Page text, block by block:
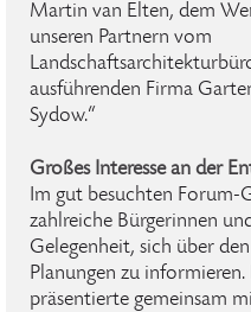
Martin van Elten, dem
unseren Partnern vom
ausführenden Firma
Sydow.“
Großes Interesse an der
Im gut besuchten Forum-
zahlreiche Bürgerinnen
Gelegenheit, sich über
Planungen zu
präsentierte gemeinsam